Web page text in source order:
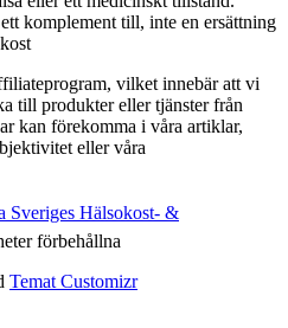
komplement till, inte en ersättning
vilket innebär att vi
till produkter eller tjänster från
kan förekomma i våra artiklar,
eller våra
Sveriges Hälsokost- &
förbehållna
Temat Customizr